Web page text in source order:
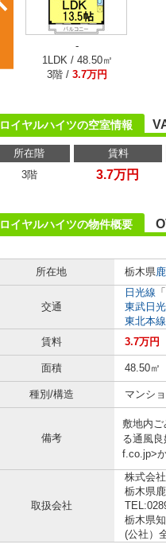
-
1LDK / 48.50㎡
3階 / 3.7万円
ロイヤルハイツの空室情報
所在階 賃料
3階
3.7万円
ロイヤルハイツの物件概要
所在地
栃木県
交通
日光線 「
東武日
東北本線
賃料
3.7万円
面積 48.50㎡
種別/構造 マンシ
備考
敷地内
る通風
f.co.jp>
取扱会社
株式会
栃木県
栃木県
(公社）